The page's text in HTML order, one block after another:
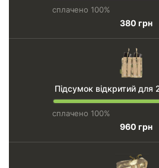
сплачено 100%
380 грн
Підсумок відкритий для
сплачено 100%
960 грн